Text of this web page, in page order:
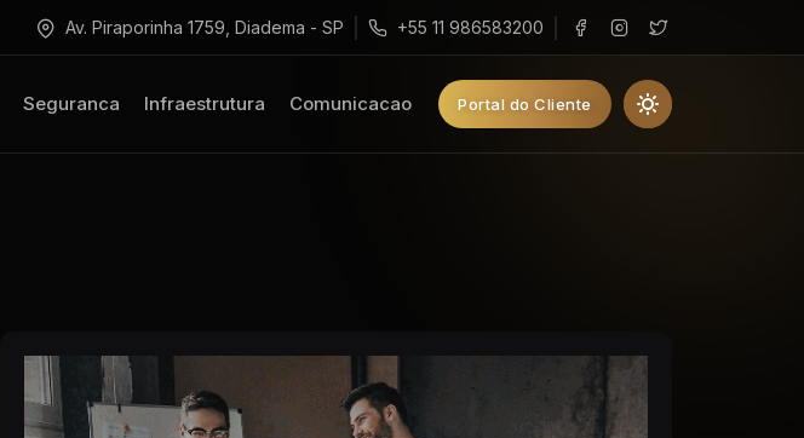
Av. Piraporinha 1759, Diadema - SP +55 11 986583200
Seguranca Infraestrutura Comunicacao Portal do Cliente